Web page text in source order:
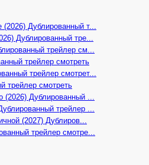
Дублированный т...
Дублированный тре...
трейлер см...
трейлер смотреть
трейлер смотрет...
трейлер смотреть
(2026) Дублированный ...
трейлер ...
(2027) Дублиров...
трейлер смотре...